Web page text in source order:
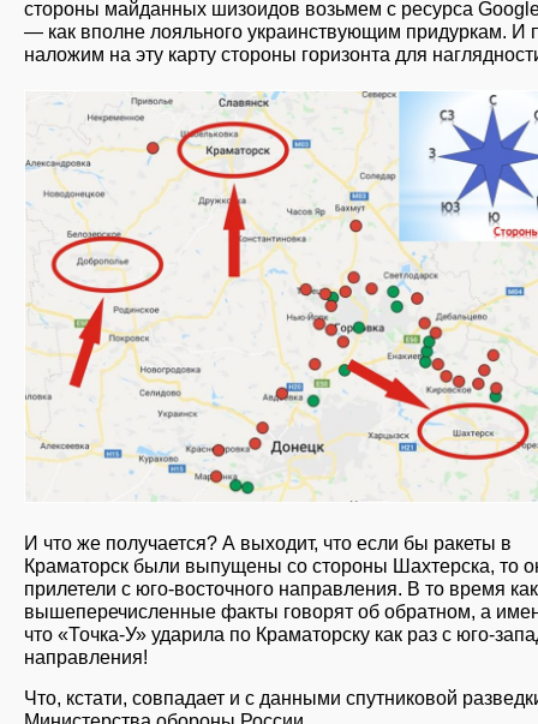
стороны майданных шизоидов возьмем с ресурса
— как вполне лояльного украинствующим придуркам. И
наложим на эту карту стороны горизонта для
slayd6_106.jpg
И что же получается? А выходит, что если бы ракеты в
Краматорск были выпущены со стороны Шахтерска, то
прилетели с юго-восточного направления. В то время
вышеперечисленные факты говорят об обратном, а
что «Точка-У» ударила по Краматорску как раз с юго-
направления!
Что, кстати, совпадает и с данными спутниковой